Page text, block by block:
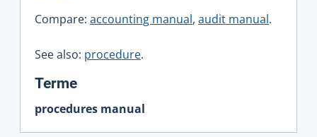
Compare: accounting manual, audit manual.
See also: procedure.
Terme:
procedures manual